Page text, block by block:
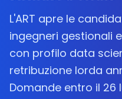
L'ART apre le
ingegneri gestionali
con profilo data
retribuzione lorda
Domande entro il 26